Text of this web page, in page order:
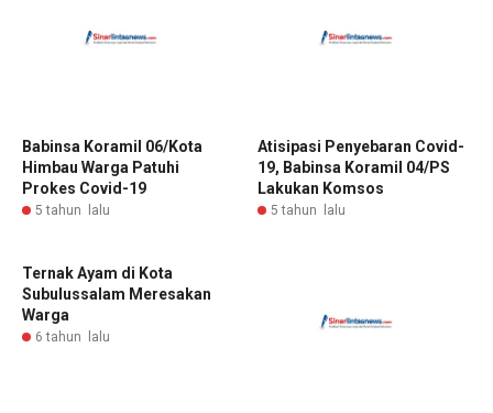
Babinsa Koramil 06/Kota
Himbau Warga Patuhi
Prokes Covid-19
5 tahun lalu
Atisipasi Penyebaran Covid-
19, Babinsa Koramil 04/PS
Lakukan Komsos
5 tahun lalu
Ternak Ayam di Kota
Subulussalam Meresakan
Warga
6 tahun lalu